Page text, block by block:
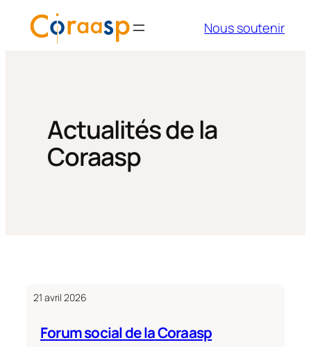
Nous soutenir
Actualités de la
Coraasp
21 avril 2026
Forum social de la Coraasp